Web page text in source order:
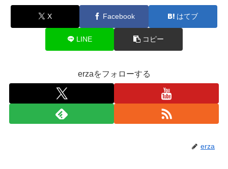
X Facebook はてブ
LINE コピー
erzaをフォローする
erza